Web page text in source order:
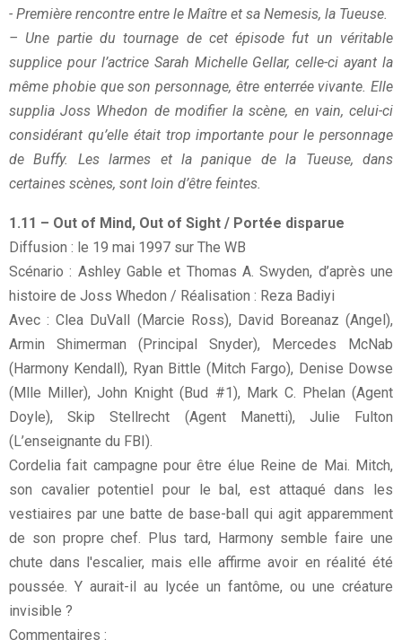
- Première rencontre entre le Maître et sa Nemesis, la Tueuse.
– Une partie du tournage de cet épisode fut un véritable
supplice pour l’actrice Sarah Michelle Gellar, celle-ci ayant la
même phobie que son personnage, être enterrée vivante. Elle
supplia Joss Whedon de modifier la scène, en vain, celui-ci
considérant qu’elle était trop importante pour le personnage
de Buffy. Les larmes et la panique de la Tueuse, dans
certaines scènes, sont loin d’être feintes.
1.11 – Out of Mind, Out of Sight / Portée disparue
Diffusion : le 19 mai 1997 sur The WB
Scénario : Ashley Gable et Thomas A. Swyden, d’après une
histoire de Joss Whedon / Réalisation : Reza Badiyi
Avec : Clea DuVall (Marcie Ross), David Boreanaz (Angel),
Armin Shimerman (Principal Snyder), Mercedes McNab
(Harmony Kendall), Ryan Bittle (Mitch Fargo), Denise Dowse
(Mlle Miller), John Knight (Bud #1), Mark C. Phelan (Agent
Doyle), Skip Stellrecht (Agent Manetti), Julie Fulton
(L’enseignante du FBI).
Cordelia fait campagne pour être élue Reine de Mai. Mitch,
son cavalier potentiel pour le bal, est attaqué dans les
vestiaires par une batte de base-ball qui agit apparemment
de son propre chef. Plus tard, Harmony semble faire une
chute dans l'escalier, mais elle affirme avoir en réalité été
poussée. Y aurait-il au lycée un fantôme, ou une créature
invisible ?
Commentaires :